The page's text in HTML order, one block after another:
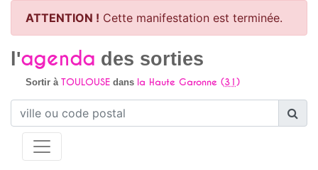
ATTENTION ! Cette manifestation est terminée.
l'agenda des sorties
Sortir à TOULOUSEdans la Haute Garonne (31)